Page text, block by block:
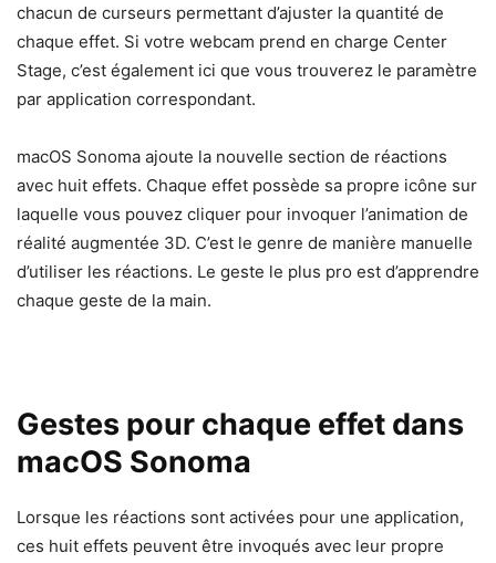
chacun de curseurs permettant d’ajuster la quantité de
chaque effet. Si votre webcam prend en charge Center
Stage, c’est également ici que vous trouverez le paramètre
par application correspondant.
macOS Sonoma ajoute la nouvelle section de réactions
avec huit effets. Chaque effet possède sa propre icône sur
laquelle vous pouvez cliquer pour invoquer l’animation de
réalité augmentée 3D. C’est le genre de manière manuelle
d’utiliser les réactions. Le geste le plus pro est d’apprendre
chaque geste de la main.
Gestes pour chaque effet dans
macOS Sonoma
Lorsque les réactions sont activées pour une application,
ces huit effets peuvent être invoqués avec leur propre